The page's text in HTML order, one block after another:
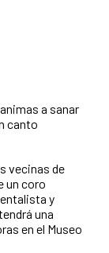
a sanar
canto
vecinas de
un coro
y
una
en el Museo